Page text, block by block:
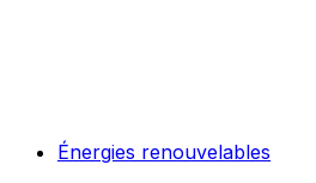
Énergies renouvelables